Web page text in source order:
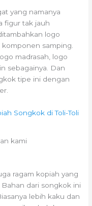
yang namanya
figur tak jauh
logo
samping.
madrasah, logo
sebagainya. Dan
tipe ini dengan
kami
ragam kopiah yang
dari songkok ini
lebih kaku dan